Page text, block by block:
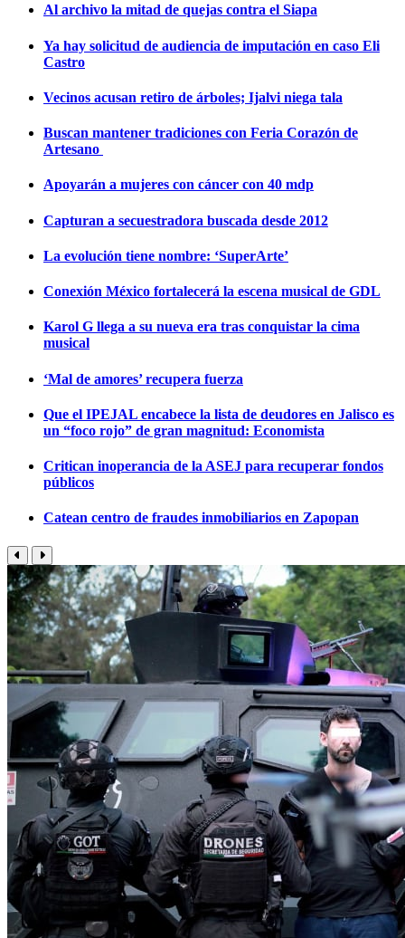
Al archivo la mitad de quejas contra el Siapa
Ya hay solicitud de audiencia de imputación en caso Eli
Castro
Vecinos acusan retiro de árboles; Ijalvi niega tala
Buscan mantener tradiciones con Feria Corazón de
Artesano
Apoyarán a mujeres con cáncer con 40 mdp
Capturan a secuestradora buscada desde 2012
La evolución tiene nombre: ‘SuperArte’
Conexión México fortalecerá la escena musical de GDL
Karol G llega a su nueva era tras conquistar la cima
musical
‘Mal de amores’ recupera fuerza
Que el IPEJAL encabece la lista de deudores en Jalisco es
un “foco rojo” de gran magnitud: Economista
Critican inoperancia de la ASEJ para recuperar fondos
públicos
Catean centro de fraudes inmobiliarios en Zapopan